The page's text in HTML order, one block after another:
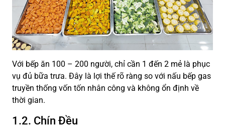
Với bếp ăn 100 – 200 người, chỉ cần 1 đến 2 mẻ là phục
vụ đủ bữa trưa. Đây là lợi thế rõ ràng so với nấu bếp gas
truyền thống vốn tốn nhân công và không ổn định về
thời gian.
1.2. Chín Đều